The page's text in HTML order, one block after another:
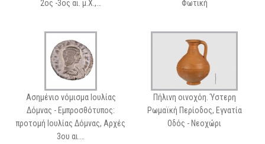
2ος -3ος αι. μ.Χ.,…
Φωτική
Ασημένιο νόμισμα Ιουλίας
Δόμνας - Εμπροσθότυπος:
προτομή Ιουλίας Δόμνας, Αρχές
3ου αι.…
Πήλινη οινοχόη. Ύστερη
Ρωμαϊκή Περίοδος, Εγνατία
Οδός - Νεοχώρι